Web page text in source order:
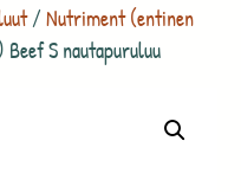
/Nutriment (entinen
S nautapuruluu